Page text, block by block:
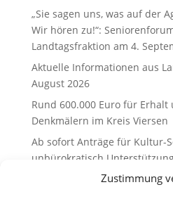
Zustimmung
„Sie sagen uns, was auf der
Wir hören zu!“:
Landtagsfraktion am 4.
Aktuelle Informationen aus
August 2026
Rund 600.000 Euro für Erhalt
Denkmälern im Kreis Viersen
Ab sofort Anträge für Kultur-
unbürokratisch